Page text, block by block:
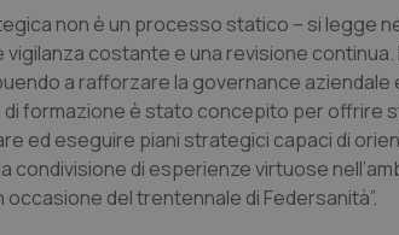
non è un processo statico – si legge
costante e una revisione
a rafforzare la governance
di formazione è stato concepito per
ed eseguire piani strategici capaci di
condivisione di esperienze virtuose
del trentennale di Federsanità”.